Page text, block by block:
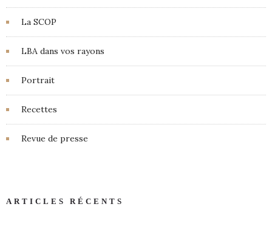
La SCOP
LBA dans vos rayons
Portrait
Recettes
Revue de presse
ARTICLES RÉCENTS